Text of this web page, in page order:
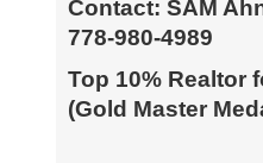
Contact: SAM
778-980-4989
Top 10% Realtor
(Gold Master